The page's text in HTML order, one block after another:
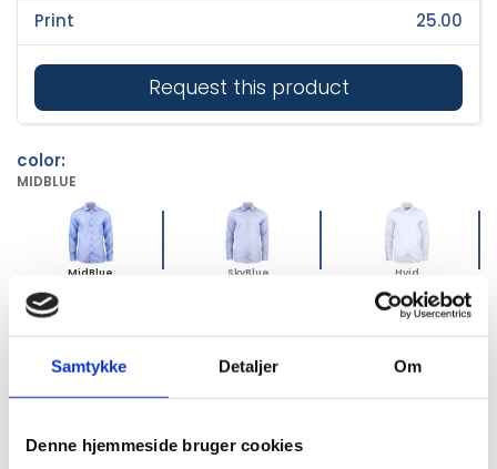
Samtykke Detaljer Om
Denne hjemmeside bruger cookies
Request this product
Print 25.00
color:
MIDBLUE
MidBlue SkyBlue Hvid
Sort Grey Navy
size:
XXL
S